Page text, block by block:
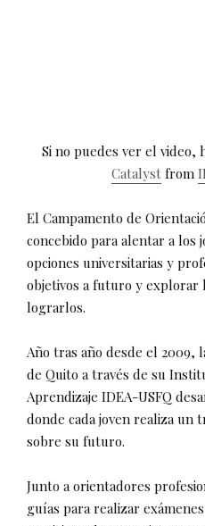
Si no puedes ver el video,
Catalystfrom
El Campamento de
concebido para alentar a los
opciones universitarias y
objetivos a futuro y explorar
lograrlos.
Año tras año desde el 2009,
de Quito a través de su
Aprendizaje IDEA-USFQ
donde cada joven realiza un
sobre su futuro.
Junto a orientadores
guías para realizar